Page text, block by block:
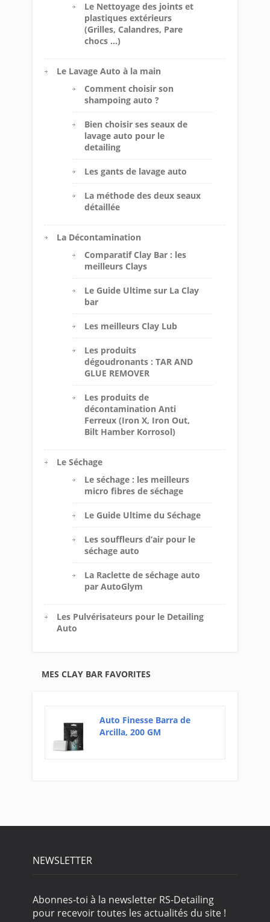
Le Nettoyage des joints et
plastiques extérieurs
(Grilles, Calandres, Pare
chocs …)
Le Lavage Auto à la main
Comment choisir son
shampoing auto ?
Bien choisir ses seaux de
lavage auto pour le
detailing
Les gants de lavage auto
La méthode des deux seaux
détaillée
La Décontamination
Comparatif Clay Bar : les
meilleurs Clays
Le Guide Ultime sur La Clay
bar
Les meilleurs Clay Lub
Les produits
dégoudronants : TAR AND
GLUE REMOVER
Les produits de
décontamination Anti
Ferreux (Iron X, Iron Out,
Bilt Hamber Korrosol)
Le Séchage
Le séchage : les meilleurs
micro fibres de séchage
Le Guide Ultime du Séchage
Les souffleurs d’air pour le
séchage auto
La Raclette de séchage auto
par AutoGlym
Les Pulvérisateurs pour le Detailing
Auto
MES CLAY BAR FAVORITES
Auto Finesse Barra de
Arcilla, 200 GM
NEWSLETTER
Abonnes-toi à la newsletter RS-Detailing
pour recevoir toutes les actualités du site !